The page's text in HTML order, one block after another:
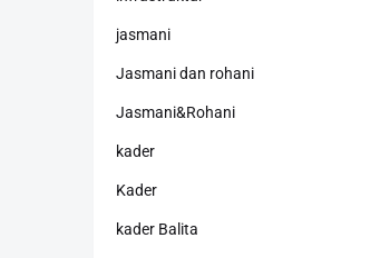
jasmani
Jasmani dan rohani
Jasmani&Rohani
kader
Kader
kader Balita